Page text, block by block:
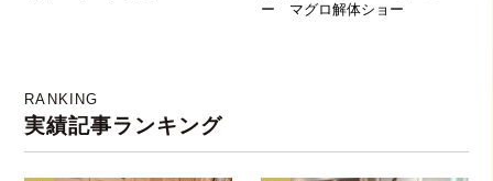
ー マグロ解体ショー
RANKING
実績記事ランキング